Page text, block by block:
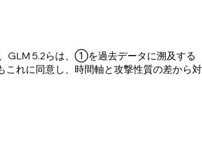
GLM 5.2らは、①を過去データに溯及する
れに同意し、時間軸と攻撃性質の差から対